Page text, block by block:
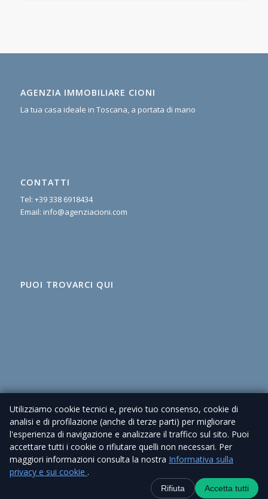
AGENZIA IMMOBILIARE CIONI
La tua casa ideale in Toscana, a portata di mano
CONTATTI
Tel: +39 338 6918434
Email: info@agenziacioni.com
PUOI TROVARCI QUI
© 2026 Agenzia Immobiliare Cioni – P. IVA 02225630462 |
Utilizziamo cookie tecnici e, previo tuo consenso, cookie di
analisi e di profilazione (anche di terze parti) per migliorare
l'esperienza di navigazione e analizzare il traffico sul sito. Puoi
accettare tutti i cookie o rifiutare quelli non necessari. Per
maggiori informazioni consulta la nostra Informativa sulla
privacy e sui cookie .
Rifiuta Accetta tutti
WhatsApp Canale